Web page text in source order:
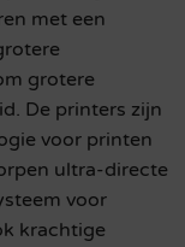
met een
grotere
De printers zijn
voor printen
ultra-directe
voor
krachtige